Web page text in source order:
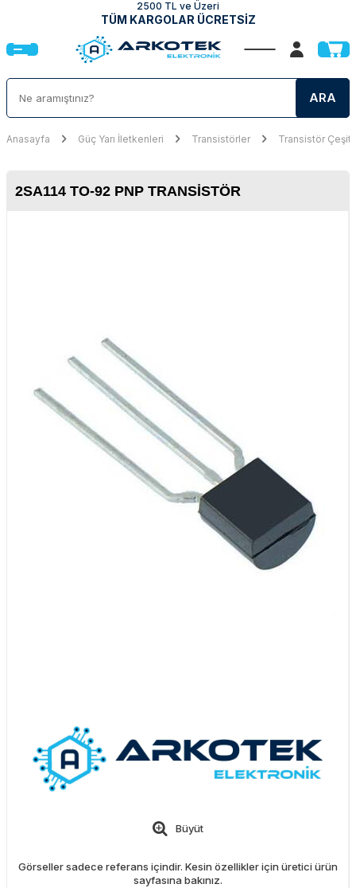
2500 TL ve Üzeri
TÜM KARGOLAR ÜCRETSİZ
ARA
Anasayfa Güç Yarı İletkenleri Transistörler Transistör
2SA114 TO-92 PNP TRANSISTÖR
Büyüt
Görseller sadece referans içindir. Kesin özellikler için üretici ürün
sayfasına bakınız.